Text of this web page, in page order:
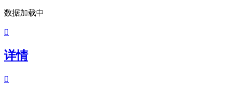
数据加载中

详情
